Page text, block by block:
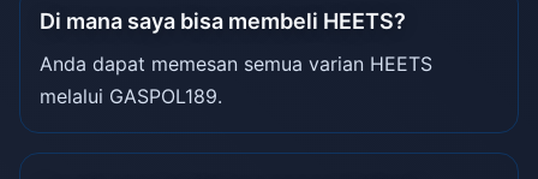
Di mana saya bisa membeli HEETS?
Anda dapat memesan semua varian HEETS
melalui GASPOL189.